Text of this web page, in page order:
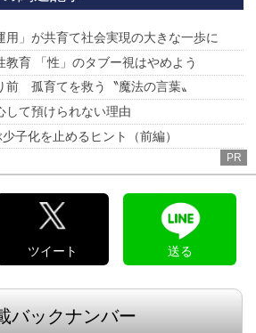
用」が共育て社会実現の大きな一歩に
教育 「性」のタブー視はやめよう
前 孤育てを救う〝魔法の言葉〟
して預けられない理由
子化を止めるヒント（前編）
PR
ツイート 送る
バックナンバー